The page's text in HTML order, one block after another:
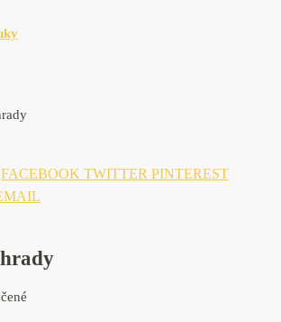
FACEBOOK TWITTER PINTEREST